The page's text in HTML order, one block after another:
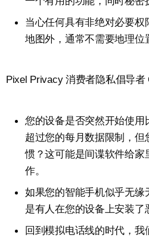
当心任何具有非绝对必要
地图外，通常不需要地理位
Pixel Privacy 消费者隐私倡导者
您的设备是否突然开始使用
超过您的每月数据限制，但
惯？这可能是间谍软件给家
作。
如果您的智能手机似乎无缘
是有人在您的设备上安装了
回到模拟电话线的时代，我